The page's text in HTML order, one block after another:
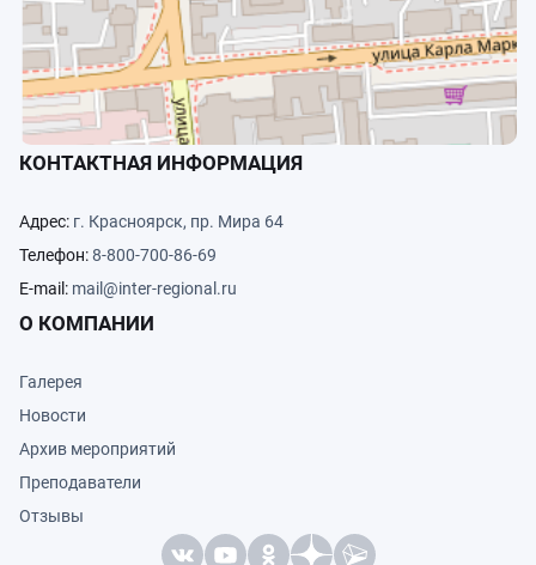
КОНТАКТНАЯ ИНФОРМАЦИЯ
Адрес: г. Красноярск, пр. Мира 64
Телефон:8-800-700-86-69
E-mail: mail@inter-regional.ru
О КОМПАНИИ
Галерея
Новости
Архив мероприятий
Преподаватели
Отзывы